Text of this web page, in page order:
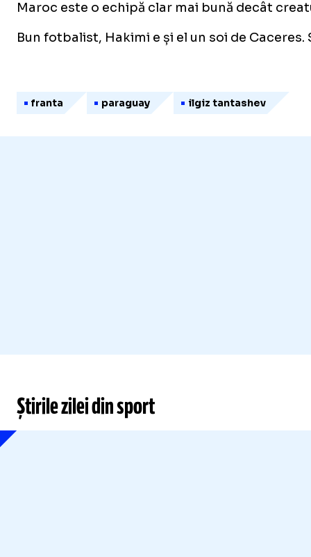
Maroc este o echipă clar mai bună decât
Bun fotbalist, Hakimi e și el un soi de
franta paraguay ilgiz tantashev
Știrile zilei din sport